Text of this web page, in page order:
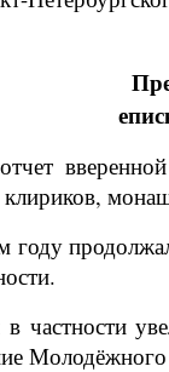
году
частности